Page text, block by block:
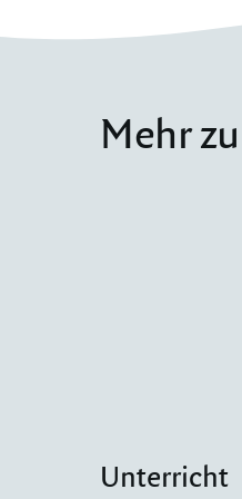
Mehr
Unterricht